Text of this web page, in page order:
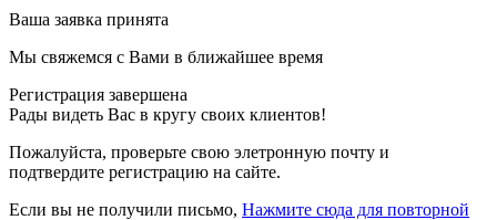
Ваша заявка принята
Мы свяжемся с Вами в ближайшее время
Регистрация завершена
Рады видеть Вас в кругу своих клиентов!
Пожалуйста, проверьте свою элетронную почту и
подтвердите регистрацию на сайте.
Если вы не получили письмо, Нажмите сюда для повторной